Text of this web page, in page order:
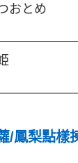
おとめ
/鳳梨點樣